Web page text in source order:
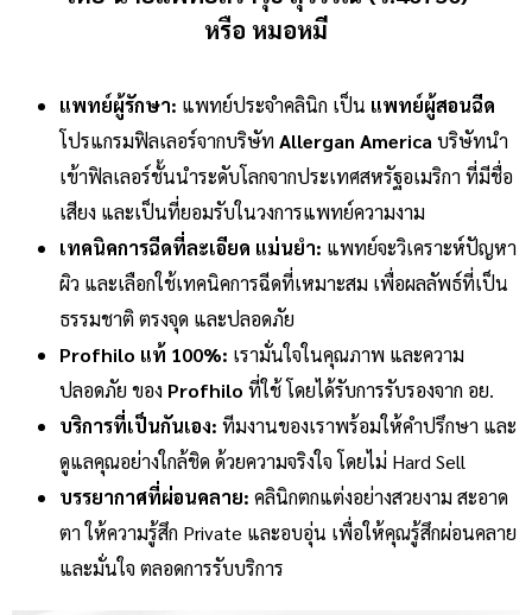
หรือ หมอหมี
แพทย์ผู้รักษา: แพทย์ประจำคลินิก เป็น แพทย์ผู้สอนฉีด
โปรแกรมฟิลเลอร์จากบริษัท Allergan Americaบริษัทนำ
เข้าฟิลเลอร์ชั้นนำระดับโลกจากประเทศสหรัฐอเมริกา ที่มีชื่อ
เสียง และเป็นที่ยอมรับในวงการแพทย์ความงาม
เทคนิคการฉีดที่ละเอียด แม่นยำ: แพทย์จะวิเคราะห์ปัญหา
ผิว และเลือกใช้เทคนิคการฉีดที่เหมาะสม เพื่อผลลัพธ์ที่เป็น
ธรรมชาติ ตรงจุด และปลอดภัย
Profhilo แท้ 100%: เรามั่นใจในคุณภาพ และความ
ปลอดภัย ของ Profhilo ที่ใช้ โดยได้รับการรับรองจาก อย.
บริการที่เป็นกันเอง: ทีมงานของเราพร้อมให้คำปรึกษา และ
ดูแลคุณอย่างใกล้ชิด ด้วยความจริงใจ โดยไม่ Hard Sell
บรรยากาศที่ผ่อนคลาย: คลินิกตกแต่งอย่างสวยงาม สะอาด
ตา ให้ความรู้สึก Private และอบอุ่น เพื่อให้คุณรู้สึกผ่อนคลาย
และมั่นใจ ตลอดการรับบริการ